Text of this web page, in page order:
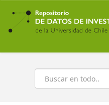
Ir
contenido
principal
Buscar